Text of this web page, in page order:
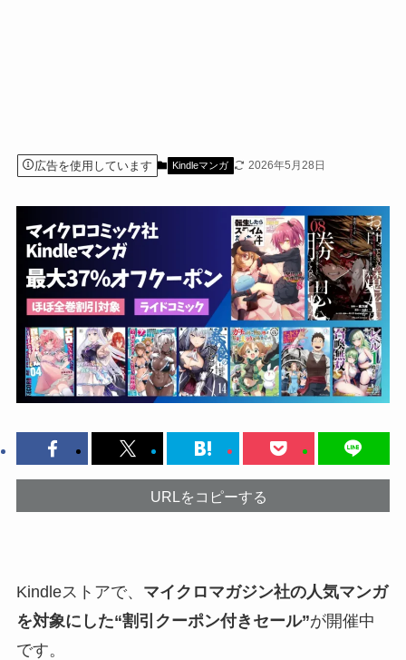
広告を使用しています Kindleマンガ 2026年5月28日
URLをコピーする
Kindleストアで、 マイクロマガジン社の人気マンガ
を対象にした“割引クーポン付きセール”が開催中
です。